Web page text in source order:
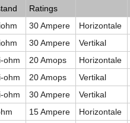
Ratings
30 Ampere Horizontale
30 Ampere Vertikal
ohm 20 Amops Horizontale
ohm 20 Amops Vertikal
ohm 30 Ampere Vertikal
15 Ampere Horizontale